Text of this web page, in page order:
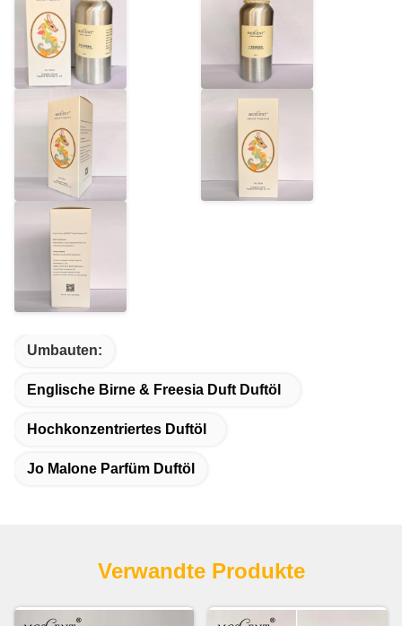
Umbauten:
Englische Birne & Freesia Duft Duftöl
Hochkonzentriertes Duftöl
Jo Malone Parfüm Duftöl
Verwandte Produkte